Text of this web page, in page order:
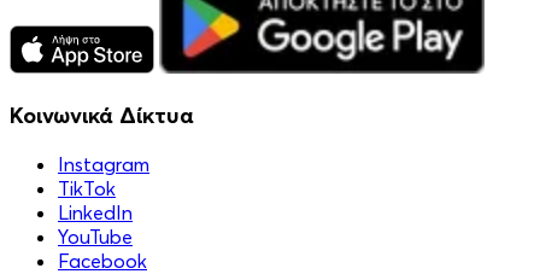
Κοινωνικά Δίκτυα
Instagram
TikTok
LinkedIn
YouTube
Facebook